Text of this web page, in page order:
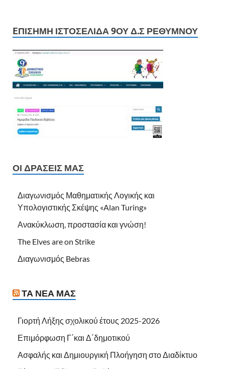
EΠΊΣΗΜΗ ΙΣΤΟΣΕΛΊΔΑ 9ΟΥ Δ.Σ ΡΕΘΎΜΝΟΥ
ΟΙ ΔΡΆΣΕΙΣ ΜΑΣ
Διαγωνισμός Μαθηματικής Λογικής και
Υπολογιστικής Σκέψης «Alan Turing»
Ανακύκλωση, προστασία και γνώση!
The Elves are on Strike
Διαγωνισμός Bebras
ΤΑ ΝΈΑ ΜΑΣ
Γιορτή Λήξης σχολικού έτους 2025-2026
Επιμόρφωση Γ΄και Δ΄δημοτικού
Ασφαλής και Δημιουργική Πλοήγηση στο Διαδίκτυο